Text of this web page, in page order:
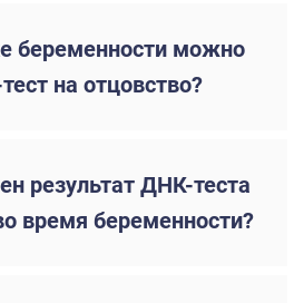
беременности можно
на отцовство?
результат ДНК-теста
время беременности?